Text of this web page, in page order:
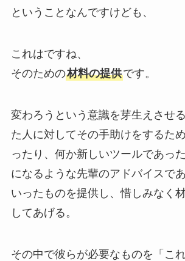
ということなんですけども、
これはですね、
そのための材料の提供です。
変わろうという意識を芽生えさせ
た人に対してその手助けをするた
ったり、何か新しいツールであった
になるような先輩のアドバイスであ
いったものを提供し、惜しみなく
してあげる。
その中で彼らが必要なものを 「こ